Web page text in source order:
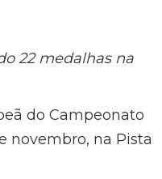
22 medalhas na
do Campeonato
novembro, na Pista